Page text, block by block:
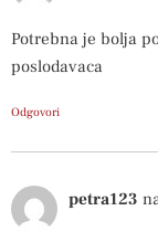
Potrebna je bolja
poslodavaca
Odgovori
petra123